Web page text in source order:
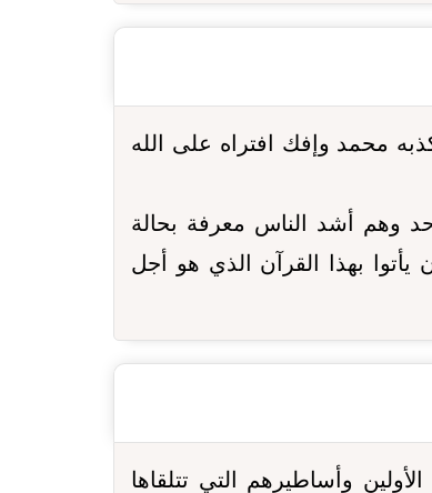
محمد وإفك افتراه على الله
وهم أشد الناس معرفة بحالة
بهذا القرآن الذي هو أجل
وأساطيرهم التي تتلقاها